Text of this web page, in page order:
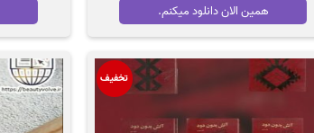
همین الان دانلود میکنم.
تخفیف